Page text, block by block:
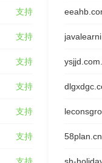
支持
支持
支持
支持
支持
支持 58plan.cn